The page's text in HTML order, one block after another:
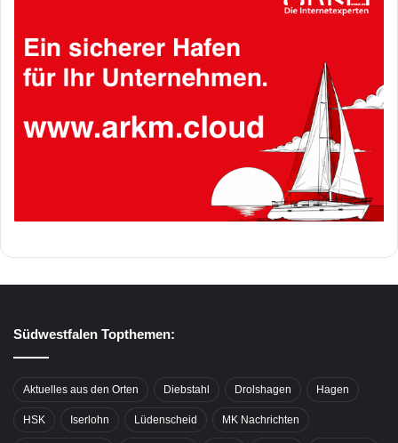
Südwestfalen Topthemen:
Aktuelles aus den Orten Diebstahl Drolshagen Hagen
HSK Iserlohn Lüdenscheid MK Nachrichten